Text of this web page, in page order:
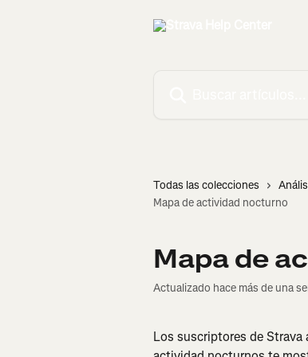
Todas las colecciones
Mapa de actividad nocturno
Mapa de
Actualizado hace más de una
Los suscriptores de Strava